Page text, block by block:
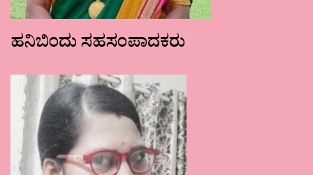
ಹನಿಬಿಂದು ಸಹಸಂಪಾದಕರು